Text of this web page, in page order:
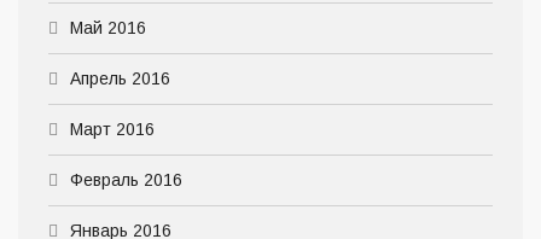
Май 2016
Апрель 2016
Март 2016
Февраль 2016
Январь 2016